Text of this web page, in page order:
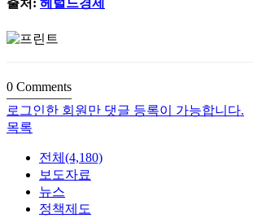
출처 : 헤럴드경제
0 Comments
로그인한 회원만 댓글 등록이 가능합니다.
목록
전체(4,180)
보도자료
뉴스
정책제도